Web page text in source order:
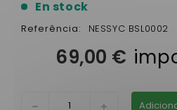
En stock
Referência: NESSYC BSL0002
69,00 €